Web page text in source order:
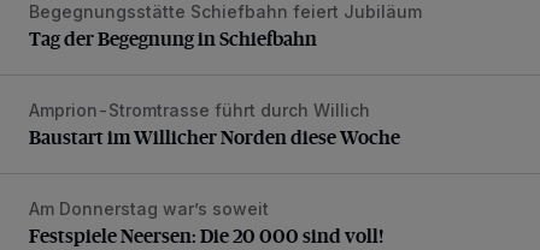
Tag der Begegnung in Schiefbahn
Begegnungsstätte Schiefbahn feiert Jubiläum
Tag der Begegnung in Schiefbahn
Baustart im Willicher Norden diese Woche
Amprion-Stromtrasse führt durch Willich
Baustart im Willicher Norden diese Woche
Festspiele Neersen: Die 20 000 sind voll!
Am Donnerstag war’s soweit
Festspiele Neersen: Die 20 000 sind voll!